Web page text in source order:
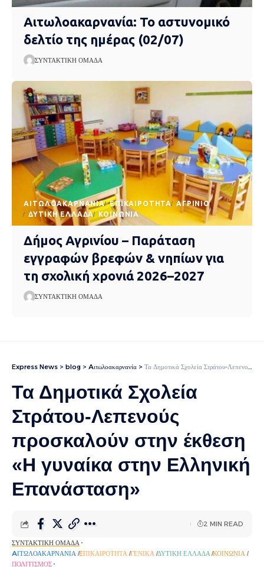
Αιτωλοακαρνανία: Το αστυνομικό
δελτίο της ημέρας (02/07)
ΣΥΝΤΑΚΤΙΚΉ ΟΜΆΔΑ
AΙΤΩΛΟΑΚΑΡΝΑΝΊΑ EΠΙΚΑΙΡΌΤΗΤΑ
ΑΓΡΊΝΙΟ
ΔΥΤΙΚΉ ΕΛΛΆΔΑ
ΚΟΙΝΩΝΊΑ
Δήμος Αγρινίου – Παράταση
εγγραφών βρεφών & νηπίων για
τη σχολική χρονιά 2026–2027
ΣΥΝΤΑΚΤΙΚΉ ΟΜΆΔΑ
Express News > blog > Aιτωλοακαρνανία > Τα Δημοτικά Σχολεία Στράτου-Λεπενούς προσκαλούν στην έκθεση «Η γυναίκα στην Ελληνική Επανάσταση»
Τα Δημοτικά Σχολεία
Στράτου-Λεπενούς
προσκαλούν στην έκθεση
«Η γυναίκα στην Ελληνική
Επανάσταση»
ΣΥΝΤΑΚΤΙΚΉ ΟΜΆΔΑ
AΙΤΩΛΟΑΚΑΡΝΑΝΊΑ EΠΙΚΑΙΡΌΤΗΤΑ ΓΕΝΙΚΆ ΔΥΤΙΚΉ ΕΛΛΆΔΑ ΚΟΙΝΩΝΊΑ
ΠΟΛΙΤΙΣΜΌΣ
2 MIN READ